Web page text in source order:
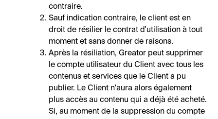
contraire.
Sauf indication contraire, le client est en
droit de résilier le contrat d'utilisation à tout
moment et sans donner de raisons.
Après la résiliation, Greator peut supprimer
le compte utilisateur du Client avec tous les
contenus et services que le Client a pu
publier. Le Client n'aura alors également
plus accès au contenu qui a déjà été acheté.
Si, au moment de la suppression du compte